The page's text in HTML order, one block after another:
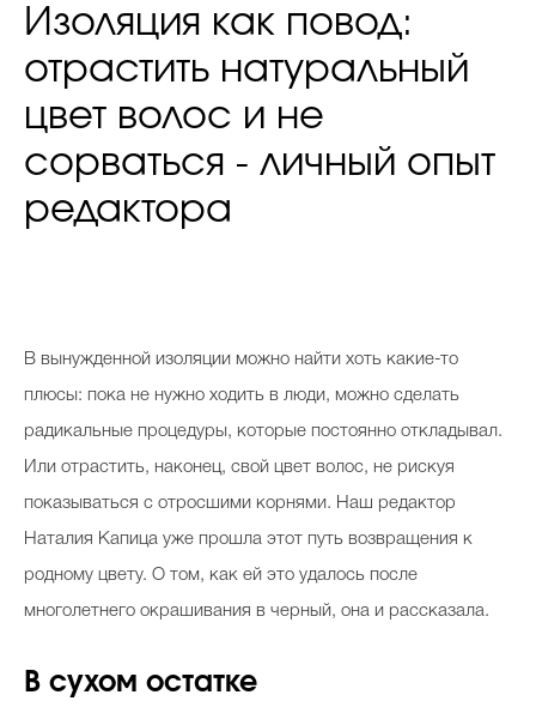
Изоляция как повод:
отрастить натуральный
цвет волос и не
сорваться - личный опыт
редактора
В вынужденной изоляции можно найти хоть какие-то
плюсы: пока не нужно ходить в люди, можно сделать
радикальные процедуры, которые постоянно откладывал.
Или отрастить, наконец, свой цвет волос, не рискуя
показываться с отросшими корнями. Наш редактор
Наталия Капица уже прошла этот путь возвращения к
родному цвету. О том, как ей это удалось после
многолетнего окрашивания в черный, она и рассказала.
В сухом остатке